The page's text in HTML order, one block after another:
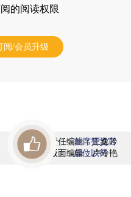
的阅读权限
阅/会员升级
责任编辑：王逸吟
版面编辑：卢玲艳
首席赞赏官
虚位以待